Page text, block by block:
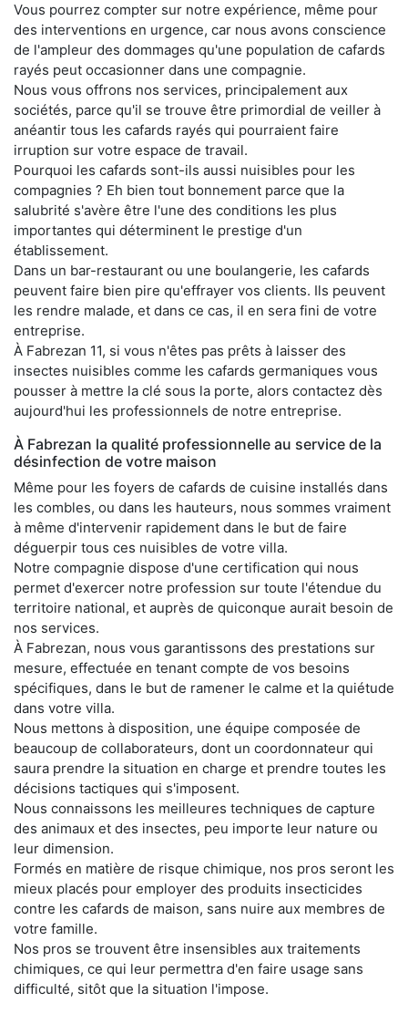
Vous pourrez compter sur notre expérience, même pour
des interventions en urgence, car nous avons conscience
de l'ampleur des dommages qu'une population de cafards
rayés peut occasionner dans une compagnie.
Nous vous offrons nos services, principalement aux
sociétés, parce qu'il se trouve être primordial de veiller à
anéantir tous les cafards rayés qui pourraient faire
irruption sur votre espace de travail.
Pourquoi les cafards sont-ils aussi nuisibles pour les
compagnies ? Eh bien tout bonnement parce que la
salubrité s'avère être l'une des conditions les plus
importantes qui déterminent le prestige d'un
établissement.
Dans un bar-restaurant ou une boulangerie, les cafards
peuvent faire bien pire qu'effrayer vos clients. Ils peuvent
les rendre malade, et dans ce cas, il en sera fini de votre
entreprise.
À Fabrezan 11, si vous n'êtes pas prêts à laisser des
insectes nuisibles comme les cafards germaniques vous
pousser à mettre la clé sous la porte, alors contactez dès
aujourd'hui les professionnels de notre entreprise.
À Fabrezan la qualité professionnelle au service de la
désinfection de votre maison
Même pour les foyers de cafards de cuisine installés dans
les combles, ou dans les hauteurs, nous sommes vraiment
à même d'intervenir rapidement dans le but de faire
déguerpir tous ces nuisibles de votre villa.
Notre compagnie dispose d'une certification qui nous
permet d'exercer notre profession sur toute l'étendue du
territoire national, et auprès de quiconque aurait besoin de
nos services.
À Fabrezan, nous vous garantissons des prestations sur
mesure, effectuée en tenant compte de vos besoins
spécifiques, dans le but de ramener le calme et la quiétude
dans votre villa.
Nous mettons à disposition, une équipe composée de
beaucoup de collaborateurs, dont un coordonnateur qui
saura prendre la situation en charge et prendre toutes les
décisions tactiques qui s'imposent.
Nous connaissons les meilleures techniques de capture
des animaux et des insectes, peu importe leur nature ou
leur dimension.
Formés en matière de risque chimique, nos pros seront les
mieux placés pour employer des produits insecticides
contre les cafards de maison, sans nuire aux membres de
votre famille.
Nos pros se trouvent être insensibles aux traitements
chimiques, ce qui leur permettra d'en faire usage sans
difficulté, sitôt que la situation l'impose.